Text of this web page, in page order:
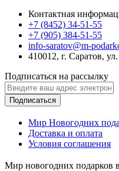
Контактная
+7 (8452) 34-51-55
+7 (905) 384-51-55
info-saratov@m-
410012, г. Саратов,
Подписаться на рассылку
Подписаться
Мир Новогодних
Доставка и оплата
Условия соглашения
Мир новогодних подарков